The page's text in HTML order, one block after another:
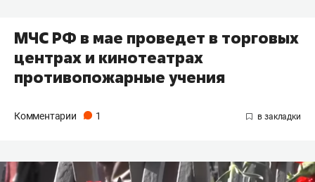
МЧС РФ в мае проведет в торговых
центрах и кинотеатрах
противопожарные учения
Комментарии 1